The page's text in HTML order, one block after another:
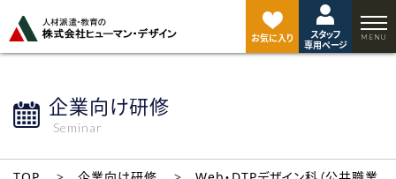
お気に入り
スタッフ
専用ページ
企業向け研修
Seminar
ジ
ト